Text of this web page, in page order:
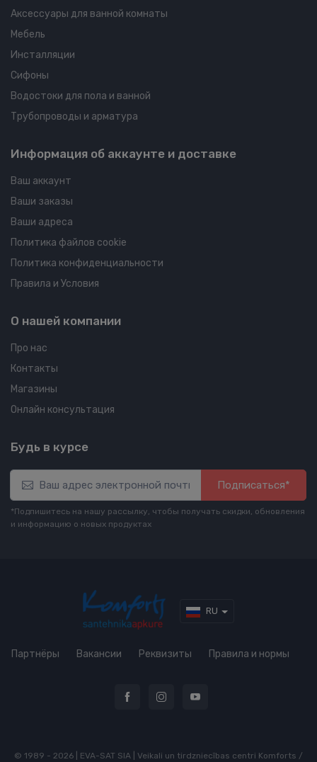
Аксессуары для ванной комнаты
Мебель
Инсталляции
Сифоны
Водостоки для пола и ванной
Трубопроводы и арматура
Информация об аккаунте и доставке
Ваш аккаунт
Ваши заказы
Ваши адреса
Политика файлов cookie
Политика конфиденциальности
Правила и Условия
О нашей компании
Про нас
Контакты
Магазины
Онлайн консультация
Будь в курсе
Подписаться*
*Подпишитесь на нашу рассылку, чтобы получать скидки, обновления
и информацию о новых продуктах
RU
Партнёры Вакансии Реквизиты Правила и нормы
© 1989 - 2026 | EVA-SAT SIA | Veikali un tirdzniecības centri Komforts /